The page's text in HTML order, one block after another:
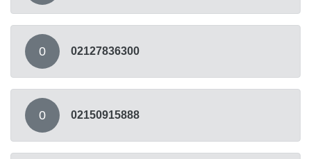
0 02127836300
0 02150915888